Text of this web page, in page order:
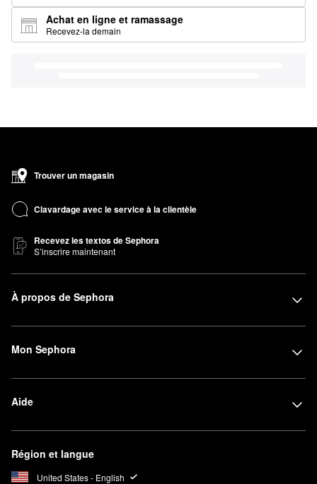
Achat en ligne et ramassage
Recevez-la demain
Trouver un magasin
Clavardage avec le service à la clientèle
Recevez les textos de Sephora
S’inscrire maintenant
À propos de Sephora
Mon Sephora
Aide
Région et langue
United States - English